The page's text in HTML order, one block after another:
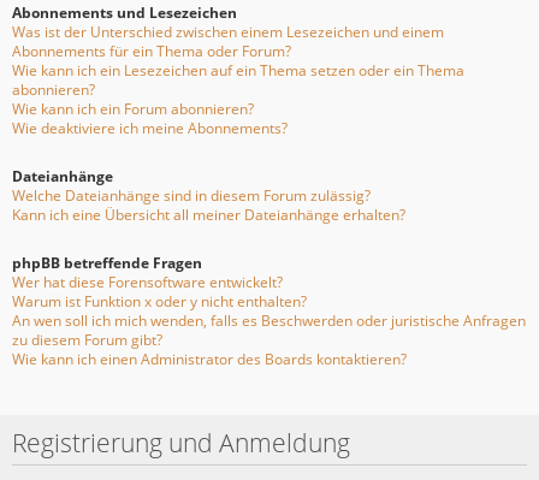
Abonnements und Lesezeichen
Was ist der Unterschied zwischen einem Lesezeichen und einem
Abonnements für ein Thema oder Forum?
Wie kann ich ein Lesezeichen auf ein Thema setzen oder ein Thema
abonnieren?
Wie kann ich ein Forum abonnieren?
Wie deaktiviere ich meine Abonnements?
Dateianhänge
Welche Dateianhänge sind in diesem Forum zulässig?
Kann ich eine Übersicht all meiner Dateianhänge erhalten?
phpBB betreffende Fragen
Wer hat diese Forensoftware entwickelt?
Warum ist Funktion x oder y nicht enthalten?
An wen soll ich mich wenden, falls es Beschwerden oder juristische Anfragen
zu diesem Forum gibt?
Wie kann ich einen Administrator des Boards kontaktieren?
Registrierung und Anmeldung